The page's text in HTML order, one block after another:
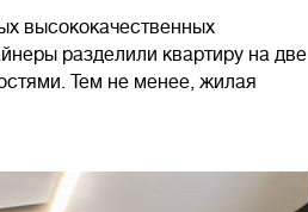
высококачественных
разделили квартиру на две
Тем не менее, жилая